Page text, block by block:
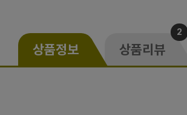
상품정보 상품리뷰
2